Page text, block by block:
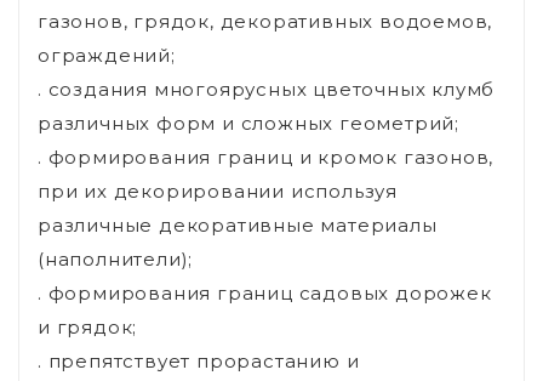
газонов, грядок, декоративных водоемов,
ограждений;
. создания многоярусных цветочных клумб
различных форм и сложных геометрий;
. формирования границ и кромок газонов,
при их декорировании используя
различные декоративные материалы
(наполнители);
. формирования границ садовых дорожек
и грядок;
. препятствует прорастанию и